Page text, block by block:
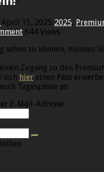
April 15, 2025 2025,
644 Views
sehen zu können, müssen
Zugang zu den
sich hier einen Pass
Tagespässe an.
E-Mail-Adresse